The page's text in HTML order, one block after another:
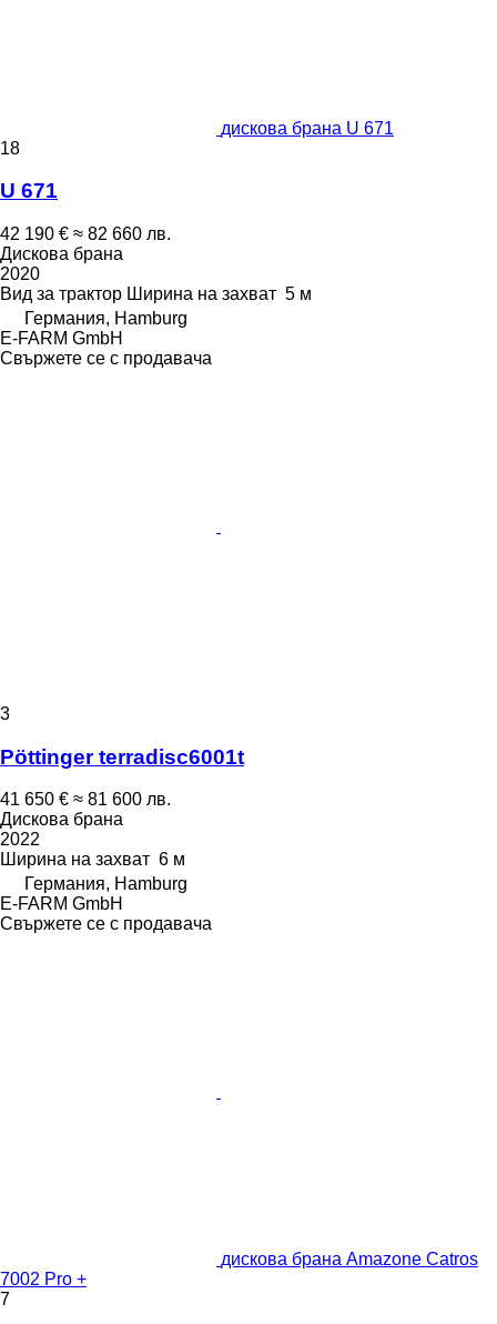
дискова брана U 671
18
U 671
42 190 € ≈ 82 660 лв.
Дискова брана
2020
Вид за трактор Ширина на захват 5 м
Германия, Hamburg
E-FARM GmbH
Свържете се с продавача
3
Pöttinger terradisc6001t
41 650 € ≈ 81 600 лв.
Дискова брана
2022
Ширина на захват 6 м
Германия, Hamburg
E-FARM GmbH
Свържете се с продавача
дискова брана Amazone Catros
7002 Pro +
7